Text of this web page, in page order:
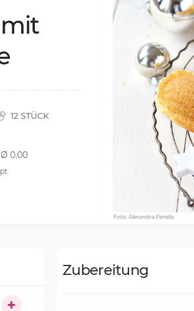
Foto: Alexandra Panella
12 STÜCK
Ø 0,00
Zubereitung